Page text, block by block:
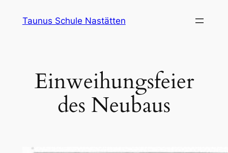
InhaltTaunus Schule Nastätten
Einweihungsfeier
des Neubaus